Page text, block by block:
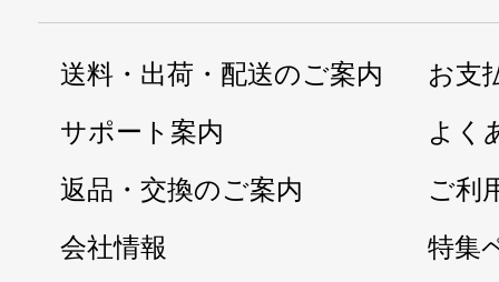
送料・出荷・配送のご案内
お支
サポート案内
よく
返品・交換のご案内
ご利
会社情報
特集